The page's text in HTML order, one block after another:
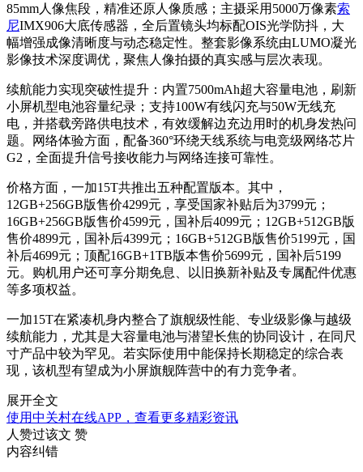
85mm人像焦段，精准还原人像质感；主摄采用5000万像素索
尼IMX906大底传感器，全后置镜头均标配OIS光学防抖，大
幅增强成像清晰度与动态稳定性。整套影像系统由LUMO凝光
影像技术深度调优，聚焦人像拍摄的真实感与层次表现。
续航能力实现突破性提升：内置7500mAh超大容量电池，刷新
小屏机型电池容量纪录；支持100W有线闪充与50W无线充
电，并搭载旁路供电技术，有效缓解边充边用时的机身发热问
题。网络体验方面，配备360°环绕天线系统与电竞级网络芯片
G2，全面提升信号接收能力与网络连接可靠性。
价格方面，一加15T共推出五种配置版本。其中，
12GB+256GB版售价4299元，享受国家补贴后为3799元；
16GB+256GB版售价4599元，国补后4099元；12GB+512GB版
售价4899元，国补后4399元；16GB+512GB版售价5199元，国
补后4699元；顶配16GB+1TB版本售价5699元，国补后5199
元。购机用户还可享分期免息、以旧换新补贴及专属配件优惠
等多项权益。
一加15T在紧凑机身内整合了旗舰级性能、专业级影像与越级
续航能力，尤其是大容量电池与潜望长焦的协同设计，在同尺
寸产品中较为罕见。若实际使用中能保持长期稳定的综合表
现，该机型有望成为小屏旗舰阵营中的有力竞争者。
展开全文
使用中关村在线APP，查看更多精彩资讯
人赞过该文 赞
内容纠错